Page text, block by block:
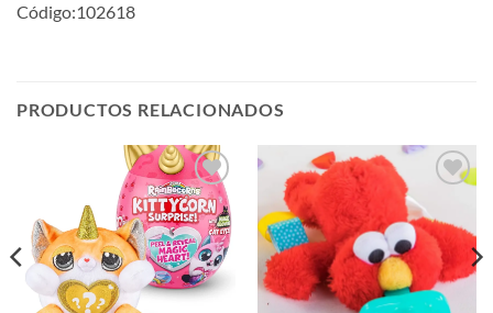
Código:102618
PRODUCTOS RELACIONADOS
Añadir
a la
lista de
deseos
lista de
deseos